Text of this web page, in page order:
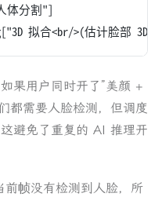
体分割"]
拟合<br/>(估计脸部 3D
果用户同时开了”美颜 +
都需要人脸检测，但调度
避免了重复的 AI 推理开
前帧没有检测到人脸，所